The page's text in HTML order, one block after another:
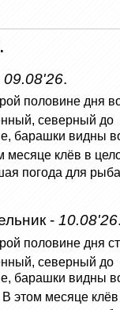
09.08'26.
половине дня
северный до
барашки видны
месяце клёв в
погода для
- 10.08'26.
половине дня
северный до
барашки видны
В этом месяце